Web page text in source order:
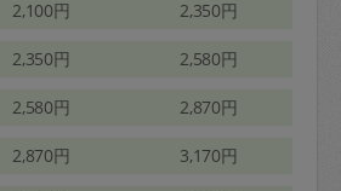
2,100円 2,350円
2,350円 2,580円
2,580円 2,870円
2,870円 3,170円